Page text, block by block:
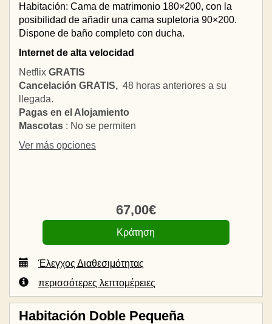
Habitación: Cama de matrimonio 180×200, con la
posibilidad de añadir una cama supletoria 90×200.
Dispone de baño completo con ducha.
Internet de alta velocidad
Netflix GRATIS
Cancelación GRATIS, 48 horas anteriores a su
llegada.
Pagas en el Alojamiento
Mascotas : No se permiten
Ver más opciones
67,00€
Έλεγχος Διαθεσιμότητας
περισσότερες λεπτομέρειες
Habitación Doble Pequeña